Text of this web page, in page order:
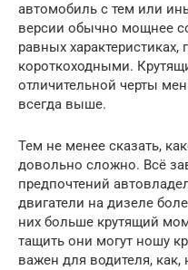
автомобиль с тем или
версии обычно мощнее
равных
короткоходными.
отличительной черты
всегда выше.
Тем не менее сказать,
довольно сложно. Всё
предпочтений
двигатели на дизеле
них больше крутящий
тащить они могут ношу
важен для водителя,